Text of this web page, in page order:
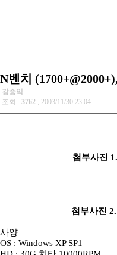
N벤치
강승익
조회 : 3762 , 2003/11/30 23:04
첨부사진
첨부사진
사양
OS : Windows XP SP1